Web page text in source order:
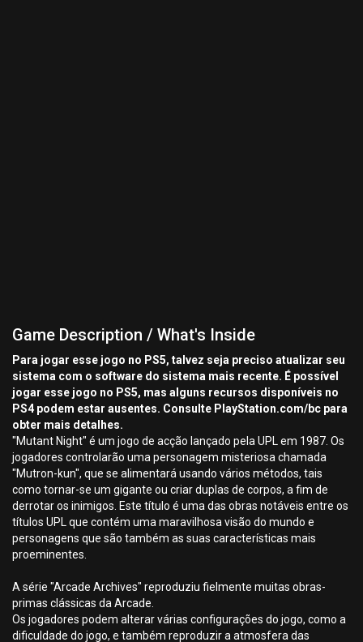
Game Description / What's Inside
Para jogar esse jogo no PS5, talvez seja preciso atualizar seu
sistema com o software do sistema mais recente. É possível
jogar esse jogo no PS5, mas alguns recursos disponíveis no
PS4 podem estar ausentes. Consulte PlayStation.com/bc para
obter mais detalhes.
"Mutant Night" é um jogo de acção lançado pela UPL em 1987. Os
jogadores controlarão uma personagem misteriosa chamada
"Mutron-kun", que se alimentará usando vários métodos, tais
como tornar-se um gigante ou criar duplas de corpos, a fim de
derrotar os inimigos. Este título é uma das obras notáveis entre os
títulos UPL que contém uma maravilhosa visão do mundo e
personagens que são também as suas características mais
proeminentes.
A série "Arcade Archives" reproduziu fielmente muitas obras-
primas clássicas da Arcade.
Os jogadores podem alterar várias configurações do jogo, como a
dificuldade do jogo, e também reproduzir a atmosfera das